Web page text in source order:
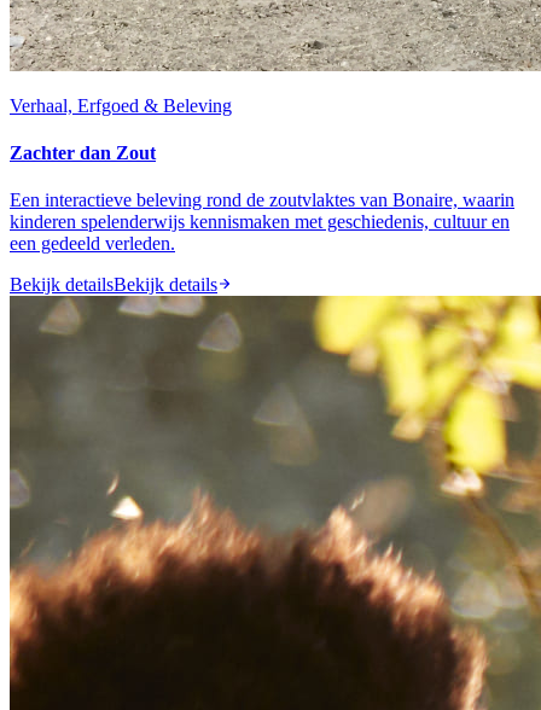
Verhaal, Erfgoed & Beleving
Zachter dan Zout
Een interactieve beleving rond de zoutvlaktes van Bonaire, waarin
kinderen spelenderwijs kennismaken met geschiedenis, cultuur en
een gedeeld verleden.
Bekijk detailsBekijk details